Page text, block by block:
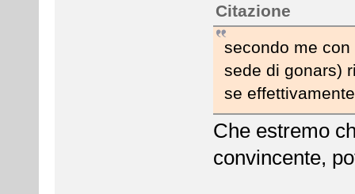
Citazione
secondo me
sede di gonars)
se
Che estremo
convincente,